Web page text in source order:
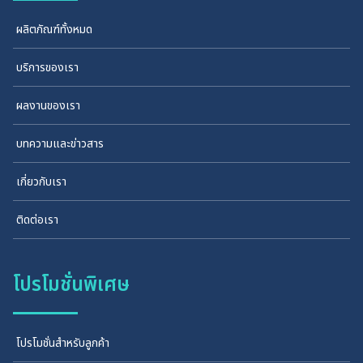
ผลิตภัณฑ์ทั้งหมด
บริการของเรา
ผลงานของเรา
บทความและข่าวสาร
เกี่ยวกับเรา
ติดต่อเรา
โปรโมชั่นพิเศษ
โปรโมชั่นสำหรับลูกค้า